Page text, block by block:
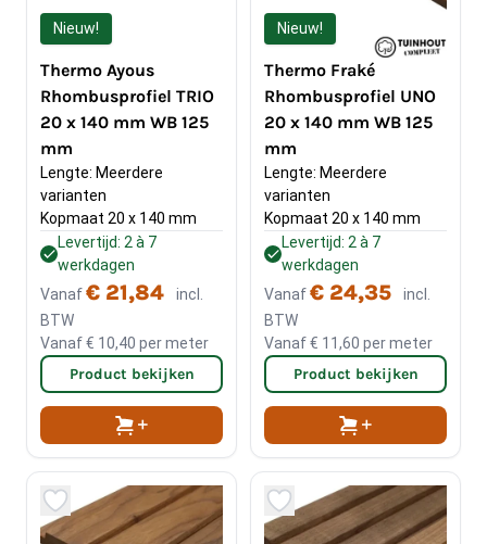
Nieuw!
Thermo Ayous
Rhombusprofiel TRIO
20 x 140 mm WB 125
mm
Lengte: Meerdere
varianten
Kopmaat 20 x 140 mm
Levertijd: 2 à 7
werkdagen
Vanaf€ 21,84
incl.
BTW
Vanaf€ 10,40 per meter
Product bekijken
Nieuw!
Thermo Fraké
Rhombusprofiel UNO
20 x 140 mm WB 125
mm
Lengte: Meerdere
varianten
Kopmaat 20 x 140 mm
Levertijd: 2 à 7
werkdagen
Vanaf€ 24,35
incl.
BTW
Vanaf€ 11,60 per meter
Product bekijken